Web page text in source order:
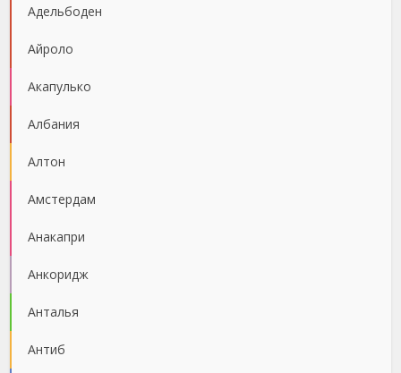
Адельбоден
Айроло
Акапулько
Албания
Алтон
Амстердам
Анакапри
Анкоридж
Анталья
Антиб